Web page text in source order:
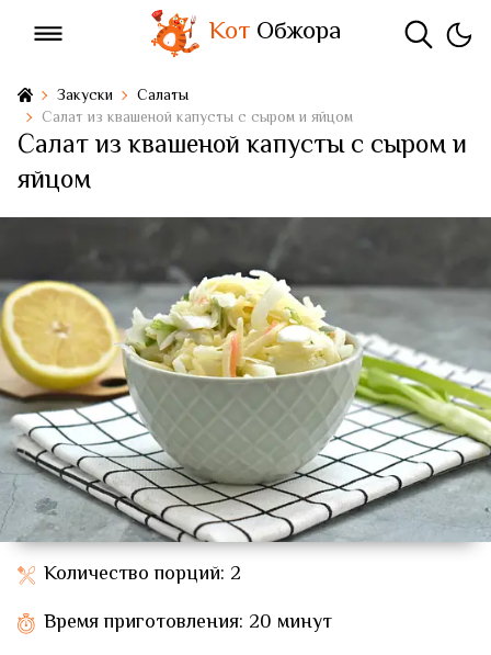
КотОбжора
Закуски
Салаты
Салат из квашеной капусты с сыром и яйцом
Салат из квашеной капусты с сыром и
яйцом
Количество порций: 2
Время приготовления: 20 минут